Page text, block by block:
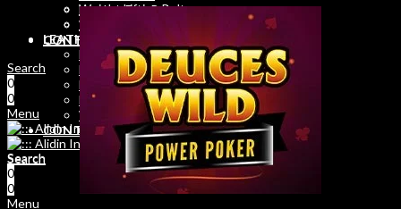
Leather Dog Belts
Weihtlifting Belts
CONTACT
Search
0
0
Menu
Search
0
Weight Lifting Belts
Training Bibs
LEATHER
Leather Jackets Men
Leather Jackets Women
Leather Belts
Leather Dog Belts
Weihtlifting Belts
CONTACT
Search
0
0
Menu